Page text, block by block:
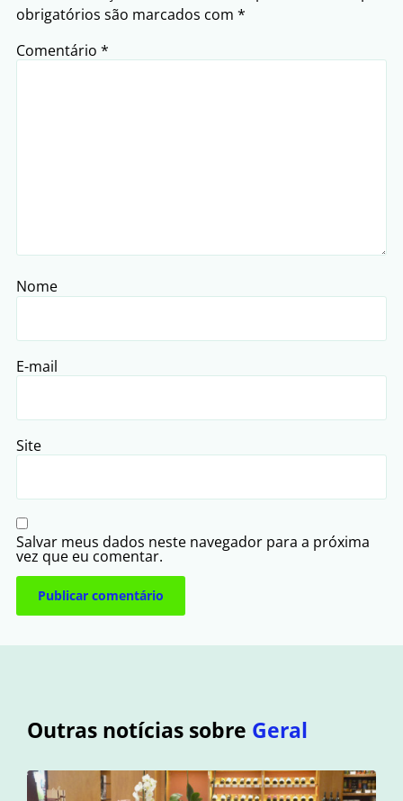
obrigatórios são marcados com *
Comentário *
Nome
E-mail
Site
Salvar meus dados neste navegador para a próxima
vez que eu comentar.
Outras notícias sobre Geral